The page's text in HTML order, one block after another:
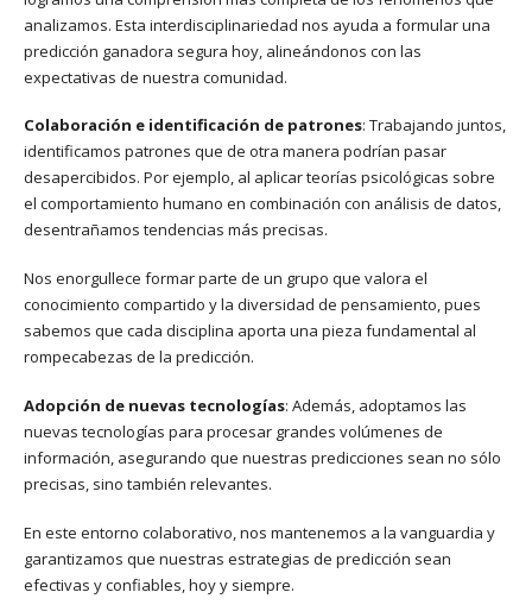
analizamos. Esta interdisciplinariedad nos ayuda a formular una
predicción ganadora segura hoy, alineándonos con las
expectativas de nuestra comunidad.
Colaboración e identificación de patrones: Trabajando juntos,
identificamos patrones que de otra manera podrían pasar
desapercibidos. Por ejemplo, al aplicar teorías psicológicas sobre
el comportamiento humano en combinación con análisis de datos,
desentrañamos tendencias más precisas.
Nos enorgullece formar parte de un grupo que valora el
conocimiento compartido y la diversidad de pensamiento, pues
sabemos que cada disciplina aporta una pieza fundamental al
rompecabezas de la predicción.
Adopción de nuevas tecnologías: Además, adoptamos las
nuevas tecnologías para procesar grandes volúmenes de
información, asegurando que nuestras predicciones sean no sólo
precisas, sino también relevantes.
En este entorno colaborativo, nos mantenemos a la vanguardia y
garantizamos que nuestras estrategias de predicción sean
efectivas y confiables, hoy y siempre.